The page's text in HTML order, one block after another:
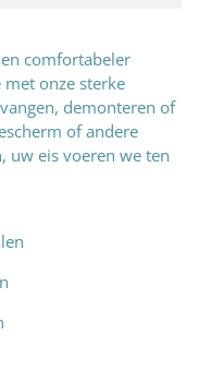
comfortabeler
onze sterke
demonteren of
of andere
uw eis voeren we ten